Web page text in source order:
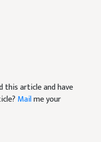
this article and have
Mailme your